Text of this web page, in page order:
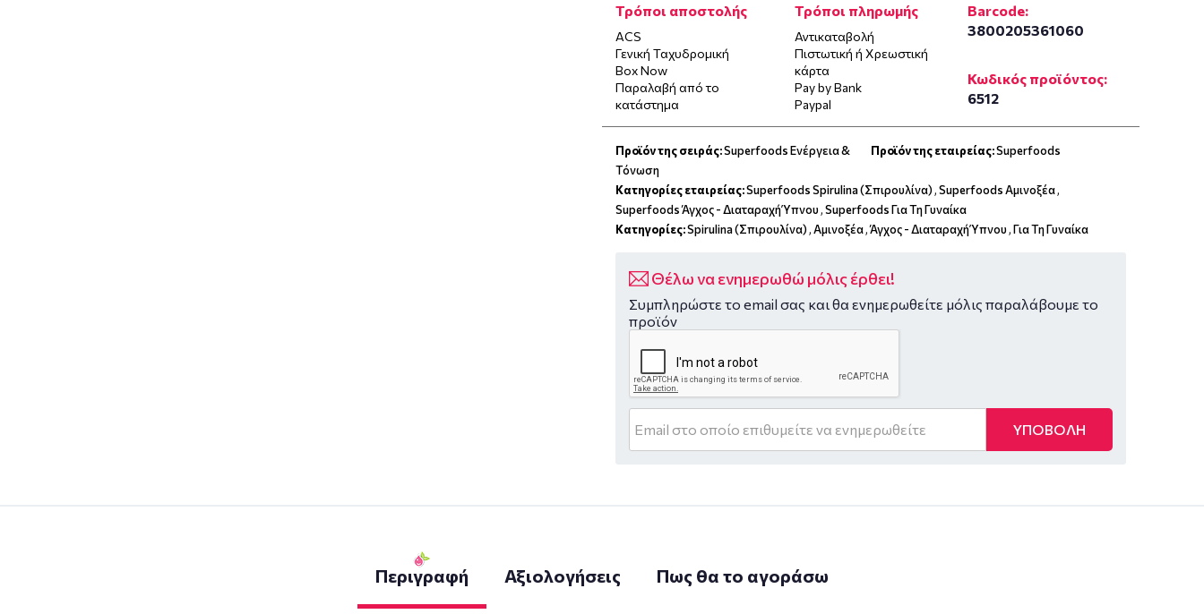
Τρόποι αποστολής
ACS
Γενική Ταχυδρομική
Box Now
Παραλαβή από το
κατάστημα
Τρόποι πληρωμής
Αντικαταβολή
Πιστωτική ή Χρεωστική
κάρτα
Pay by Bank
Paypal
Barcode:
3800205361060
Κωδικός προϊόντος:
6512
Προϊόν της σειράς:Superfoods Ενέργεια &
Τόνωση
Προϊόν της εταιρείας:Superfoods
Κατηγορίες εταιρείας:Superfoods Spirulina (Σπιρουλίνα),Superfoods Αμινοξέα,
Superfoods Άγχος - Διαταραχή Ύπνου,Superfoods Για Τη Γυναίκα
Κατηγορίες:Spirulina (Σπιρουλίνα),Αμινοξέα,Άγχος - Διαταραχή Ύπνου,Για Τη Γυναίκα
Θέλω να ενημερωθώ μόλις έρθει!
Συμπληρώστε το email σας και θα ενημερωθείτε μόλις παραλάβουμε το
προϊόν
ΥΠΟΒΟΛΗ
Περιγραφή Αξιολογήσεις Πως θα το αγοράσω